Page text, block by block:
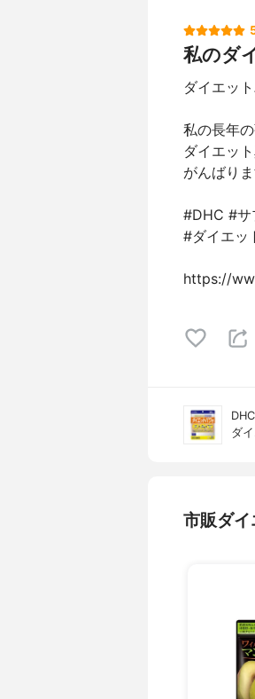
私のダ
ダイエッ
私の長年
ダイエッ
がんばり
#DHC #サ
#ダイエッ
https://
ダ
市販ダ